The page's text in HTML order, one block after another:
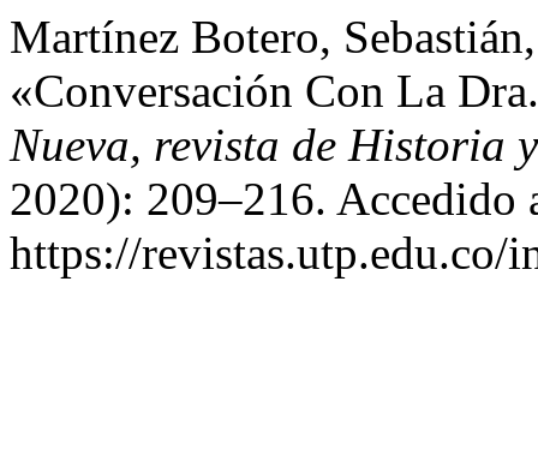
Martínez Botero,
«Conversación Con La
Nueva, revista de Historia
2020): 209–216. Accedido
https://